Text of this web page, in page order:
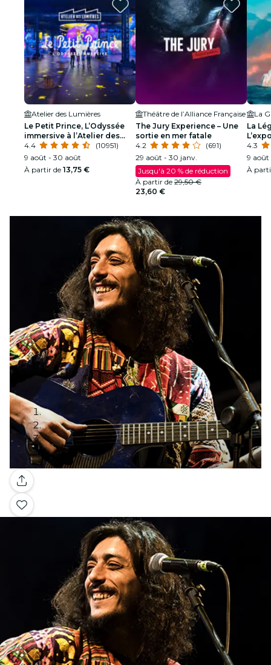
Atelier des Lumières
Le Petit Prince, L’Odyssée
immersive à l’Atelier des
Lumières
4.4
(10951)
9 août - 30 août
À partir de 13,75 €
Théâtre de l’Alliance Française
The Jury Experience – Une
sortie en mer fatale
4.2
(691)
29 août - 30 janv.
Jusqu'à 20 % de réduction
À partir de 29,50 €
23,60 €
La
La
4.3
9 août
À
Galerie